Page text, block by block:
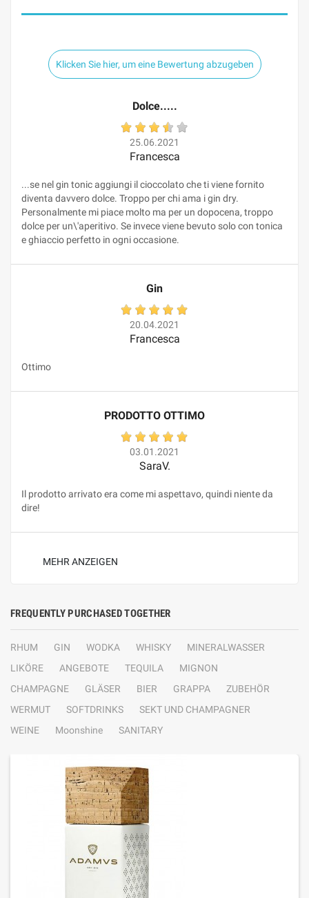
Klicken Sie hier, um eine Bewertung abzugeben
Dolce.....
25.06.2021
Francesca
...se nel gin tonic aggiungi il cioccolato che ti viene fornito
diventa davvero dolce. Troppo per chi ama i gin dry.
Personalmente mi piace molto ma per un dopocena, troppo
dolce per un\'aperitivo. Se invece viene bevuto solo con tonica
e ghiaccio perfetto in ogni occasione.
Gin
20.04.2021
Francesca
Ottimo
PRODOTTO OTTIMO
03.01.2021
SaraV.
Il prodotto arrivato era come mi aspettavo, quindi niente da
dire!
MEHR ANZEIGEN
FREQUENTLY PURCHASED TOGETHER
RHUM GIN WODKA WHISKY
MINERALWASSER
LIKÖRE
ANGEBOTE TEQUILA
MIGNON
CHAMPAGNE
GLÄSER BIER GRAPPA
ZUBEHÖR
WERMUT
SOFTDRINKS
SEKT UND CHAMPAGNER
WEINE
Moonshine SANITARY